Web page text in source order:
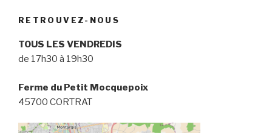
RETROUVEZ-NOUS
TOUS LES VENDREDIS
de 17h30 à 19h30
Ferme du Petit Mocquepoix
45700 CORTRAT